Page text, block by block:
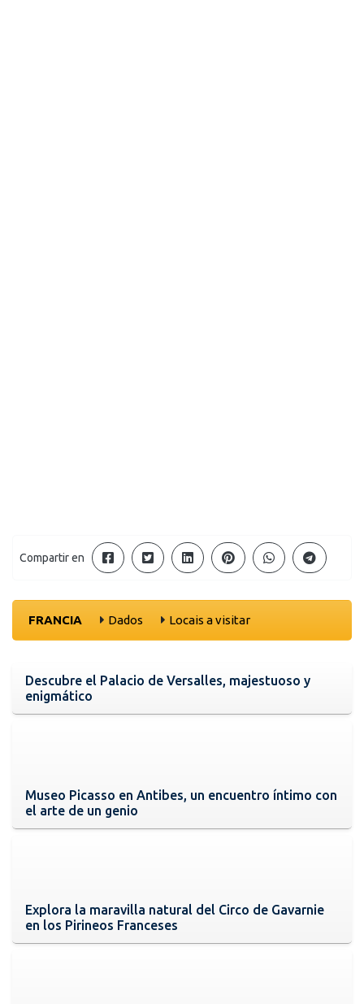
Compartir en
FRANCIA Dados Locais a visitar
Descubre el Palacio de Versalles, majestuoso y
enigmático
Museo Picasso en Antibes, un encuentro íntimo con
el arte de un genio
Explora la maravilla natural del Circo de Gavarnie
en los Pirineos Franceses